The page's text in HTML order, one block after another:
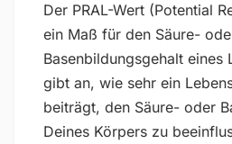
Der PRAL-Wert (Potential
ein Maß für den Säure-
Basenbildungsgehalt eines
gibt an, wie sehr ein
beiträgt, den Säure- oder
Deines Körpers zu